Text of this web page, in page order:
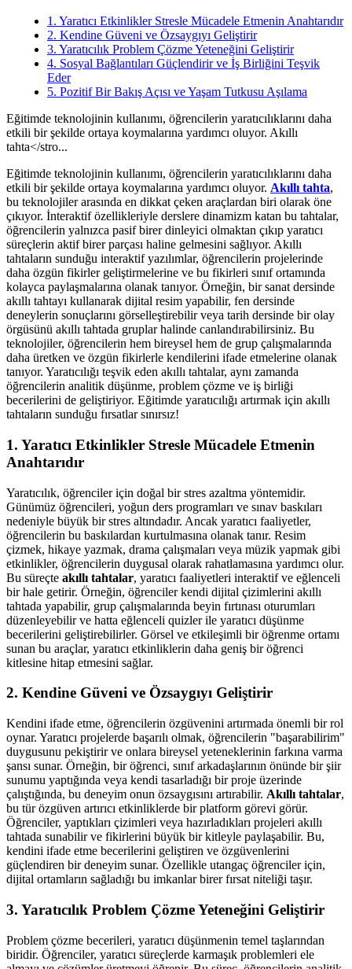
1. Yaratıcı Etkinlikler Stresle Mücadele Etmenin Anahtarıdır
2. Kendine Güveni ve Özsaygıyı Geliştirir
3. Yaratıcılık Problem Çözme Yeteneğini Geliştirir
4. Sosyal Bağlantıları Güçlendirir ve İş Birliğini Teşvik
Eder
5. Pozitif Bir Bakış Açısı ve Yaşam Tutkusu Aşılama
Eğitimde teknolojinin kullanımı, öğrencilerin yaratıcılıklarını daha
etkili bir şekilde ortaya koymalarına yardımcı oluyor. Akıllı
tahta</stro...
Eğitimde teknolojinin kullanımı, öğrencilerin yaratıcılıklarını daha
etkili bir şekilde ortaya koymalarına yardımcı oluyor. Akıllı tahta,
bu teknolojiler arasında en dikkat çeken araçlardan biri olarak öne
çıkıyor. İnteraktif özellikleriyle derslere dinamizm katan bu tahtalar,
öğrencilerin yalnızca pasif birer dinleyici olmaktan çıkıp yaratıcı
süreçlerin aktif birer parçası haline gelmesini sağlıyor. Akıllı
tahtaların sunduğu interaktif yazılımlar, öğrencilerin projelerinde
daha özgün fikirler geliştirmelerine ve bu fikirleri sınıf ortamında
kolayca paylaşmalarına olanak tanıyor. Örneğin, bir sanat dersinde
akıllı tahtayı kullanarak dijital resim yapabilir, fen dersinde
deneylerin sonuçlarını görselleştirebilir veya tarih dersinde bir olay
örgüsünü akıllı tahtada gruplar halinde canlandırabilirsiniz. Bu
teknolojiler, öğrencilerin hem bireysel hem de grup çalışmalarında
daha üretken ve özgün fikirlerle kendilerini ifade etmelerine olanak
tanıyor. Yaratıcılığı teşvik eden akıllı tahtalar, aynı zamanda
öğrencilerin analitik düşünme, problem çözme ve iş birliği
becerilerini de geliştiriyor. Eğitimde yaratıcılığı artırmak için akıllı
tahtaların sunduğu fırsatlar sınırsız!
1. Yaratıcı Etkinlikler Stresle Mücadele Etmenin
Anahtarıdır
Yaratıcılık, öğrenciler için doğal bir stres azaltma yöntemidir.
Günümüz öğrencileri, yoğun ders programları ve sınav baskıları
nedeniyle büyük bir stres altındadır. Ancak yaratıcı faaliyetler,
öğrencilerin bu baskılardan kurtulmasına olanak tanır. Resim
çizmek, hikaye yazmak, drama çalışmaları veya müzik yapmak gibi
etkinlikler, öğrencilerin duygusal olarak rahatlamasına yardımcı olur.
Bu süreçte akıllı tahtalar, yaratıcı faaliyetleri interaktif ve eğlenceli
bir hale getirir. Örneğin, öğrenciler kendi dijital çizimlerini akıllı
tahtada yapabilir, grup çalışmalarında beyin fırtınası oturumları
düzenleyebilir ve hatta eğlenceli quizler ile yaratıcı düşünme
becerilerini geliştirebilirler. Görsel ve etkileşimli bir öğrenme ortamı
sunan bu araçlar, yaratıcı etkinliklerin daha geniş bir öğrenci
kitlesine hitap etmesini sağlar.
2. Kendine Güveni ve Özsaygıyı Geliştirir
Kendini ifade etme, öğrencilerin özgüvenini artırmada önemli bir rol
oynar. Yaratıcı projelerde başarılı olmak, öğrencilerin "başarabilirim"
duygusunu pekiştirir ve onlara bireysel yeteneklerinin farkına varma
şansı sunar. Örneğin, bir öğrenci, sınıf arkadaşlarının önünde bir şiir
sunumu yaptığında veya kendi tasarladığı bir proje üzerinde
çalıştığında, bu deneyim onun özsaygısını artırabilir. Akıllı tahtalar,
bu tür özgüven artırıcı etkinliklerde bir platform görevi görür.
Öğrenciler, yaptıkları çizimleri veya hazırladıkları projeleri akıllı
tahtada sunabilir ve fikirlerini büyük bir kitleyle paylaşabilir. Bu,
kendini ifade etme becerilerini geliştiren ve özgüvenlerini
güçlendiren bir deneyim sunar. Özellikle utangaç öğrenciler için,
dijital ortamların sağladığı bu imkanlar birer fırsat niteliği taşır.
3. Yaratıcılık Problem Çözme Yeteneğini Geliştirir
Problem çözme becerileri, yaratıcı düşünmenin temel taşlarından
biridir. Öğrenciler, yaratıcı süreçlerde karmaşık problemleri ele